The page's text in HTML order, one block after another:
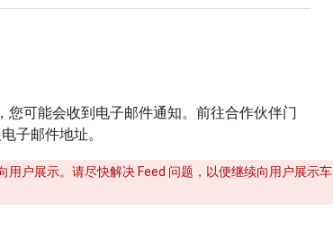
您可能会收到电子邮件通知。前往合作伙伴门
子邮件地址。
用户展示。请尽快解决 Feed 问题，以便继续向用户展示车